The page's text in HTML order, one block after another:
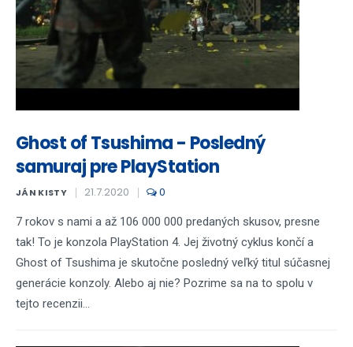
Ghost of Tsushima - Posledný
samuraj pre PlayStation
JÁN KISTY 21.7.2020 0
7 rokov s nami a až 106 000 000 predaných skusov, presne
tak! To je konzola PlayStation 4. Jej životný cyklus končí a
Ghost of Tsushima je skutočne posledný veľký titul súčasnej
generácie konzoly. Alebo aj nie? Pozrime sa na to spolu v
tejto recenzii...